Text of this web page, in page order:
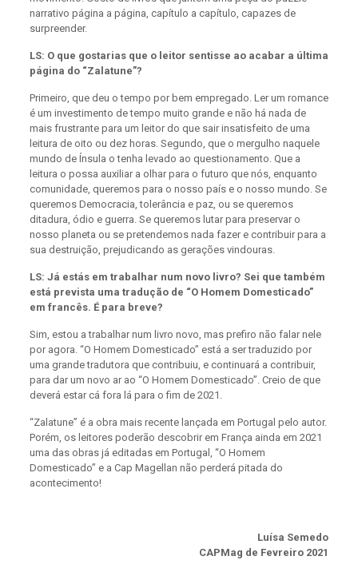
narrativo página a página, capítulo a capítulo, capazes de
surpreender.
LS: O que gostarias que o leitor sentisse ao acabar a última
página do “Zalatune”?
Primeiro, que deu o tempo por bem empregado. Ler um romance
é um investimento de tempo muito grande e não há nada de
mais frustrante para um leitor do que sair insatisfeito de uma
leitura de oito ou dez horas. Segundo, que o mergulho naquele
mundo de Ínsula o tenha levado ao questionamento. Que a
leitura o possa auxiliar a olhar para o futuro que nós, enquanto
comunidade, queremos para o nosso país e o nosso mundo. Se
queremos Democracia, tolerância e paz, ou se queremos
ditadura, ódio e guerra. Se queremos lutar para preservar o
nosso planeta ou se pretendemos nada fazer e contribuir para a
sua destruição, prejudicando as gerações vindouras.
LS: Já estás em trabalhar num novo livro? Sei que também
está prevista uma tradução de “O Homem Domesticado”
em francês. É para breve?
Sim, estou a trabalhar num livro novo, mas prefiro não falar nele
por agora. “O Homem Domesticado” está a ser traduzido por
uma grande tradutora que contribuiu, e continuará a contribuir,
para dar um novo ar ao “O Homem Domesticado”. Creio de que
deverá estar cá fora lá para o fim de 2021.
“Zalatune” é a obra mais recente lançada em Portugal pelo autor.
Porém, os leitores poderão descobrir em França ainda em 2021
uma das obras já editadas em Portugal, “O Homem
Domesticado” e a Cap Magellan não perderá pitada do
acontecimento!
Luísa Semedo
CAPMag de Fevreiro 2021